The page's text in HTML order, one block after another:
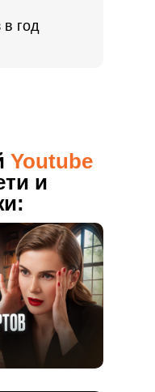
в год
Youtube
и